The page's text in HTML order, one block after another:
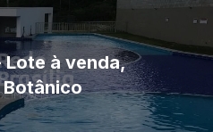
Lote à venda,